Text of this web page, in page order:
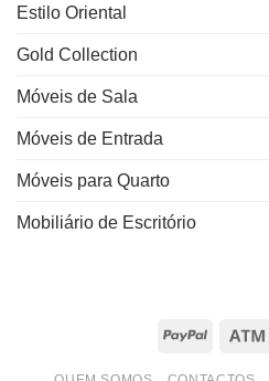
Estilo Oriental
Gold Collection
Móveis de Sala
Móveis de Entrada
Móveis para Quarto
Mobiliário de Escritório
PayPal